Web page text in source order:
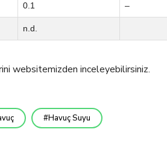
0.1 –
n.d.
websitemizden inceleyebilirsiniz.
Havuç Suyu